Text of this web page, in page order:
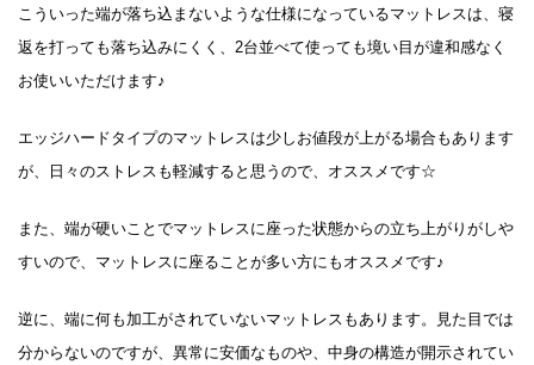
こういった端が落ち込まないような仕様になっているマットレスは、寝
返を打っても落ち込みにくく、2台並べて使っても境い目が違和感なく
お使いいただけます♪
エッジハードタイプのマットレスは少しお値段が上がる場合もあります
が、日々のストレスも軽減すると思うので、オススメです☆
また、端が硬いことでマットレスに座った状態からの立ち上がりがしや
すいので、マットレスに座ることが多い方にもオススメです♪
逆に、端に何も加工がされていないマットレスもあります。見た目では
分からないのですが、異常に安価なものや、中身の構造が開示されてい